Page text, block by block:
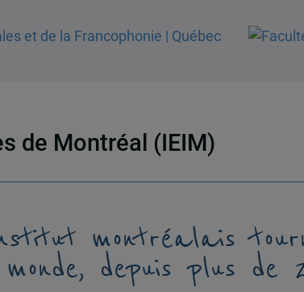
de Montréal (IEIM)
montréalais
depuis plus de